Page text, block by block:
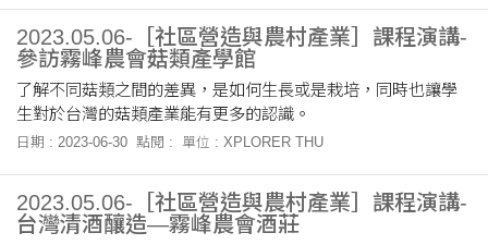
2023.05.06-［社區營造與農村產業］課程演講-
參訪霧峰農會菇類產學館
了解不同菇類之間的差異，是如何生長或是栽培，同時也讓學
生對於台灣的菇類產業能有更多的認識。
日期 : 2023-06-30 點閱 : 單位 : XPLORER THU
2023.05.06-［社區營造與農村產業］課程演講-
台灣清酒釀造—霧峰農會酒莊